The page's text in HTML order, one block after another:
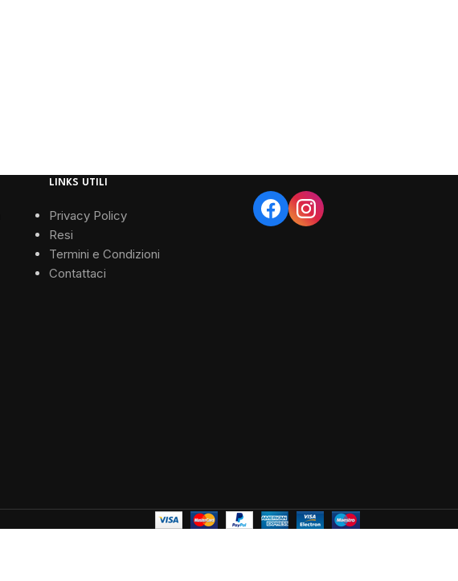
LINKS UTILI
Privacy Policy
Resi
Termini e Condizioni
Contattaci